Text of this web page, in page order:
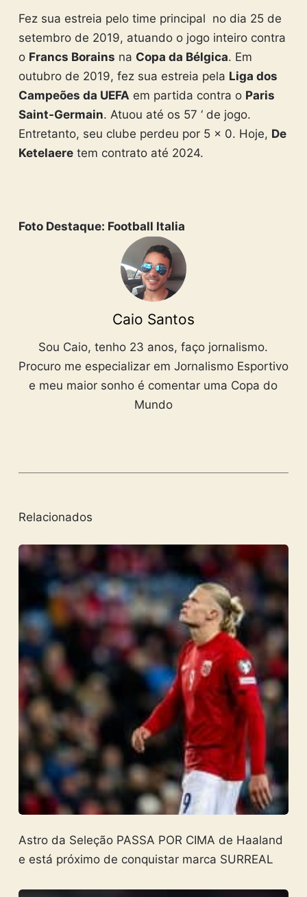
Fez sua estreia pelo time principal no dia 25 de
setembro de 2019, atuando o jogo inteiro contra
o Francs Borains na Copa da Bélgica. Em
outubro de 2019, fez sua estreia pela Liga dos
Campeões da UEFA em partida contra o Paris
Saint-Germain. Atuou até os 57 ‘ de jogo.
Entretanto, seu clube perdeu por 5 x 0. Hoje, De
Ketelaeretem contrato até 2024.
Foto Destaque: Football Italia
Caio Santos
Sou Caio, tenho 23 anos, faço jornalismo.
Procuro me especializar em Jornalismo Esportivo
e meu maior sonho é comentar uma Copa do
Mundo
Relacionados
Astro da Seleção PASSA POR CIMA de Haaland
e está próximo de conquistar marca SURREAL